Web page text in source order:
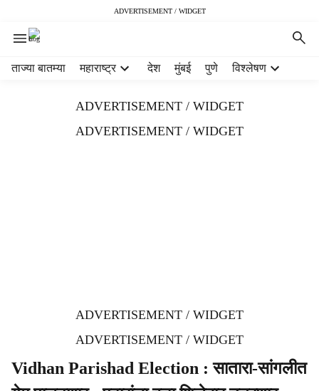
ADVERTISEMENT / WIDGET
ताज्या बातम्या महाराष्ट्र देश मुंबई पुणे विश्लेषण
ADVERTISEMENT / WIDGET
ADVERTISEMENT / WIDGET
ADVERTISEMENT / WIDGET
ADVERTISEMENT / WIDGET
Vidhan Parishad Election : सातारा-सांगलीत